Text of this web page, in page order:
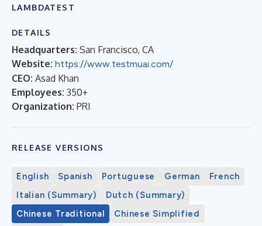
LAMBDATEST
DETAILS
Headquarters: San Francisco, CA
Website: https://www.testmuai.com/
CEO: Asad Khan
Employees: 350+
Organization: PRI
RELEASE VERSIONS
English Spanish Portuguese German
French
Italian (Summary)
Dutch (Summary)
Chinese Traditional
Chinese Simplified